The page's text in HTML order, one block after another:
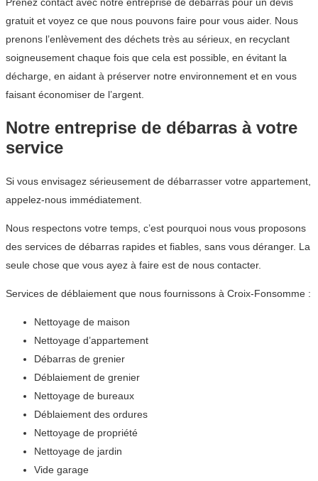
Prenez contact avec notre entreprise de débarras pour un devis
gratuit et voyez ce que nous pouvons faire pour vous aider. Nous
prenons l’enlèvement des déchets très au sérieux, en recyclant
soigneusement chaque fois que cela est possible, en évitant la
décharge, en aidant à préserver notre environnement et en vous
faisant économiser de l’argent.
Notre entreprise de débarras à votre
service
Si vous envisagez sérieusement de débarrasser votre appartement,
appelez-nous immédiatement.
Nous respectons votre temps, c’est pourquoi nous vous proposons
des services de débarras rapides et fiables, sans vous déranger. La
seule chose que vous ayez à faire est de nous contacter.
Services de déblaiement que nous fournissons à Croix-Fonsomme :
Nettoyage de maison
Nettoyage d’appartement
Débarras de grenier
Déblaiement de grenier
Nettoyage de bureaux
Déblaiement des ordures
Nettoyage de propriété
Nettoyage de jardin
Vide garage